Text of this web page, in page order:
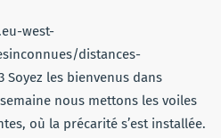
west-
distances-
Soyez les bienvenus dans
nous mettons les voiles
où la précarité s’est installée.